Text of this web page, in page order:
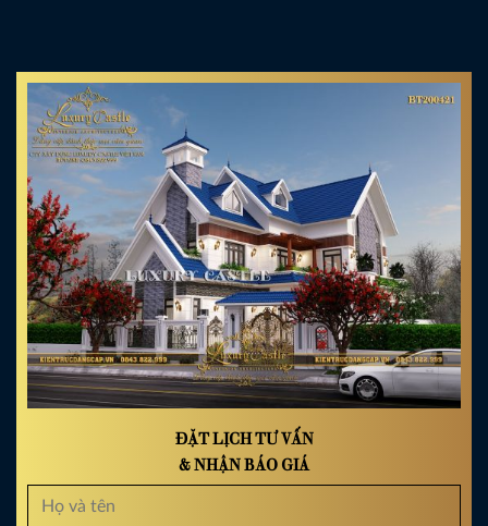
ĐẶT LỊCH TƯ VẤN
& NHẬN BÁO GIÁ